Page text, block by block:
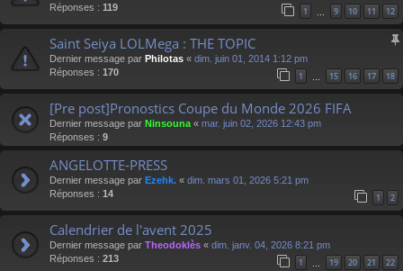
Réponses : 119 1 … 9 10 11 12
Saint Seiya LOLMega : THE TOPIC
Dernier message par Philotas « dim. juin 01, 2014 1:12 pm
Réponses : 170 1 … 15 16 17 18
[Pre post]Pronostics Coupe du Monde 2026 FIFA
Dernier message par Ninsouna « mar. juin 02, 2026 12:43 pm
Réponses : 9
ANGELOTTE-PRESS
Dernier message par Ezehk. « dim. mars 01, 2026 5:21 pm
Réponses : 14 1 2
Calendrier de l'avent 2025
Dernier message par Theodoklès « dim. janv. 04, 2026 8:21 pm
Réponses : 213 1 … 19 20 21 22